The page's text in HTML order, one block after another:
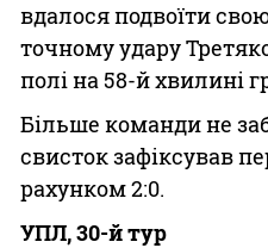
вдалося подвоїти
точному удару
полі на 58-й хвилині
Більше команди не
свисток зафіксував
рахунком 2:0.
УПЛ, 30-й тур